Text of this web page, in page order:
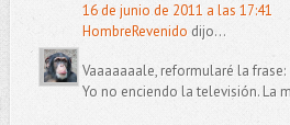
16 de junio de 2011 a las 17:41
HombreRevenido dijo...
Vaaaaaaale, reformularé la frase:
Yo no enciendo la televisión. La